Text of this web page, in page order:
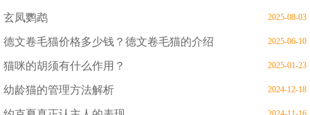
玄凤鹦鹉 2025-08-03
德文卷毛猫价格多少钱？德文卷毛猫的介绍 2025-06-10
猫咪的胡须有什么作用？ 2025-01-23
幼龄猫的管理方法解析 2024-12-18